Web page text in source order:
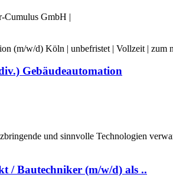
Cumulus GmbH |
(m/w/d) Köln | unbefristet | Vollzeit |
Gebäudeautomation
und sinnvolle Technologien
/ Bautechniker (m/w/d) als ..